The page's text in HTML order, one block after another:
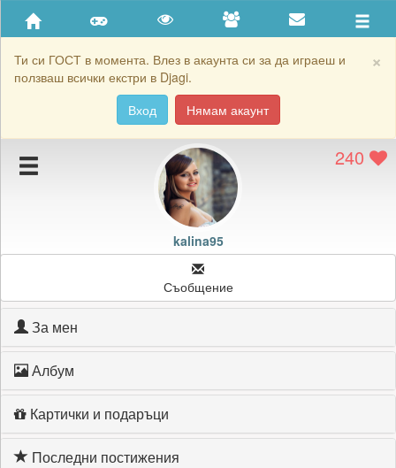
×
Ти си ГОСТ в момента. Влез в акаунта си за да играеш и
ползваш всички екстри в Djagi.
Вход
Нямам акаунт
Приятели
Хронология на игри
Подаръците на kalina95
Картичките на kalina95
240
kalina95
Съобщение
За мен
Албум
Картички и подаръци
Последни постижения